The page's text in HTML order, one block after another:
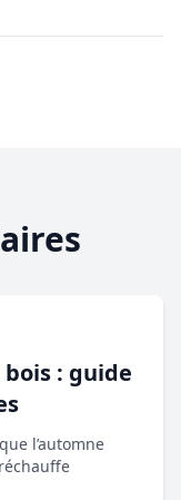
: guide
l’automne